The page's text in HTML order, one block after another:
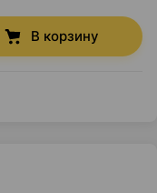
В корзину